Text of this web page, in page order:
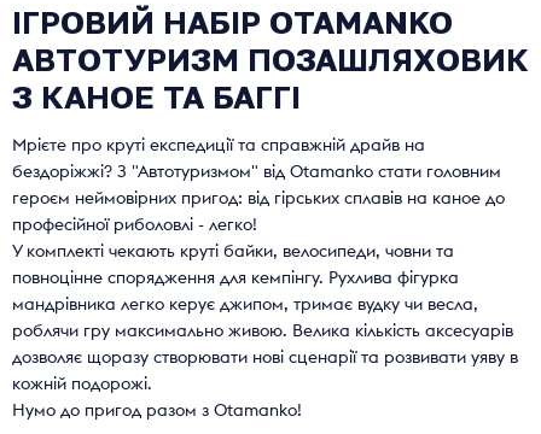
ІГРОВИЙ НАБІР OTAMANKO
АВТОТУРИЗМ ПОЗАШЛЯХОВИК
З КАНОЕ ТА БАГГІ
Мрієте про круті експедиції та справжній драйв на
бездоріжжі? З "Автотуризмом" від Otamanko стати головним
героєм неймовірних пригод: від гірських сплавів на каное до
професійної риболовлі - легко!
У комплекті чекають круті байки, велосипеди, човни та
повноцінне спорядження для кемпінгу. Рухлива фігурка
мандрівника легко керує джипом, тримає вудку чи весла,
роблячи гру максимально живою. Велика кількість аксесуарів
дозволяє щоразу створювати нові сценарії та розвивати уяву в
кожній подорожі.
Нумо до пригод разом з Otamanko!